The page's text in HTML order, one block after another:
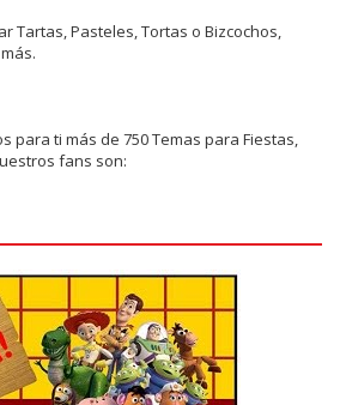
Tartas, Pasteles, Tortas o Bizcochos,
para ti más de 750 Temas para Fiestas,
fans son: